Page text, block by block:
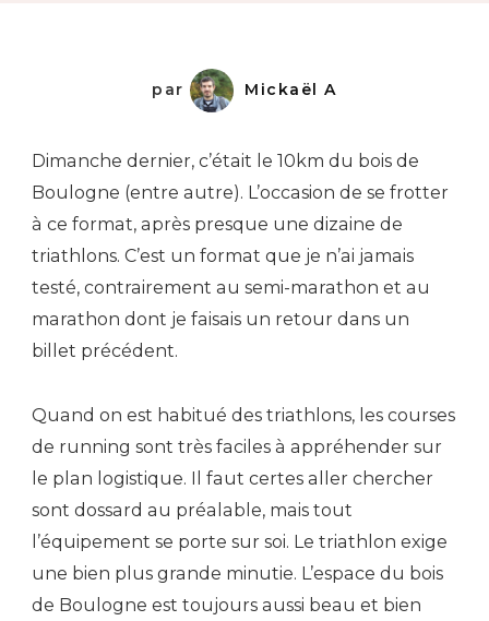
par Mickaël A
Dimanche dernier, c’était le 10km du bois de
Boulogne (entre autre). L’occasion de se frotter
à ce format, après presque une dizaine de
triathlons. C’est un format que je n’ai jamais
testé, contrairement au semi-marathon et au
marathon dont je faisais un retour dans un
billet précédent.
Quand on est habitué des triathlons, les courses
de running sont très faciles à appréhender sur
le plan logistique. Il faut certes aller chercher
sont dossard au préalable, mais tout
l’équipement se porte sur soi. Le triathlon exige
une bien plus grande minutie. L’espace du bois
de Boulogne est toujours aussi beau et bien